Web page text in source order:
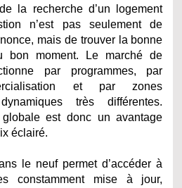
la recherche d’un logement
n’est pas seulement de
mais de trouver la bonne
bon moment. Le marché de
par programmes, par
et par zones
très différentes.
est donc un avantage
éclairé.
le neuf permet d’accéder à
constamment mise à jour,